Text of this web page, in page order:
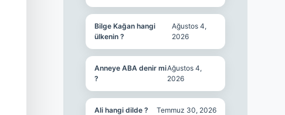
Bilge Kağan hangi
ülkenin ?
Ağustos 4,
2026
Anneye ABA denir mi
?
Ağustos 4,
2026
Ali hangi dilde ? Temmuz 30, 2026